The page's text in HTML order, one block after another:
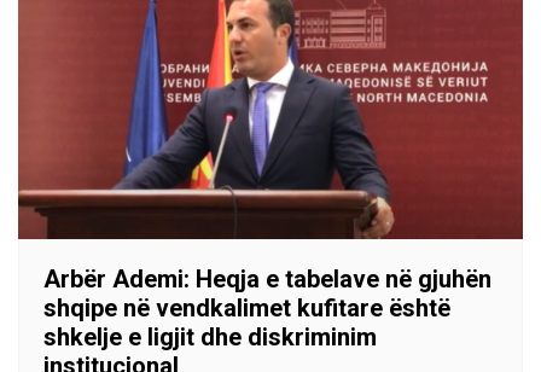
Arbër Ademi: Heqja e tabelave në gjuhën
shqipe në vendkalimet kufitare është
shkelje e ligjit dhe diskriminim